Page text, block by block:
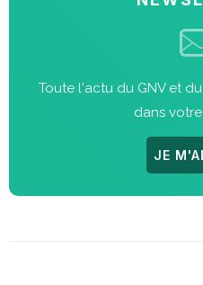
Toute l'actu du GNV et
dans
JE